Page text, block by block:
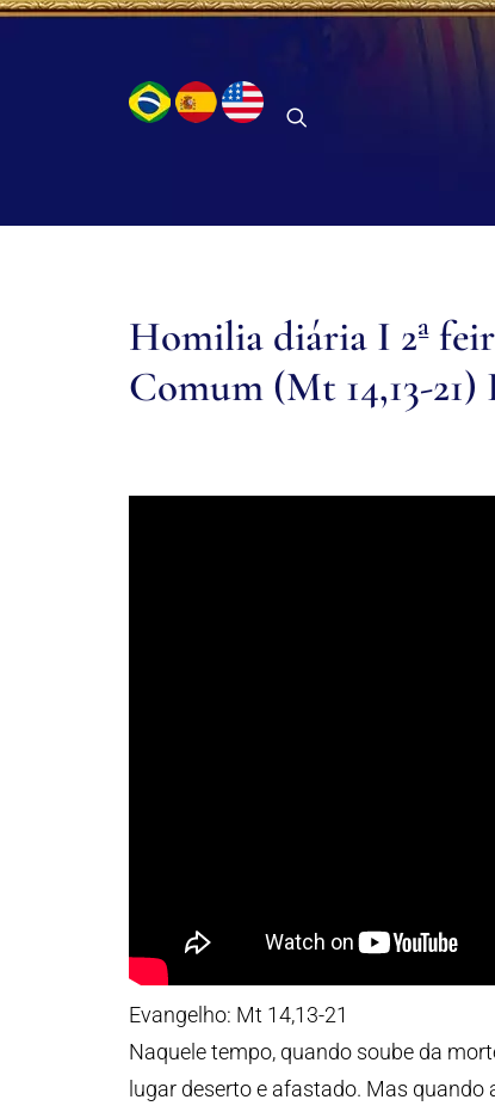
Homilia diária I 2ª
Comum (Mt 14,13-21)
Evangelho: Mt 14,13-21
Naquele tempo, quando soube da
lugar deserto e afastado. Mas